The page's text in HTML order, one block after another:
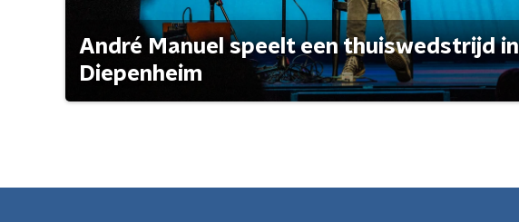
André Manuel speelt een thuiswedstrijd in
Diepenheim